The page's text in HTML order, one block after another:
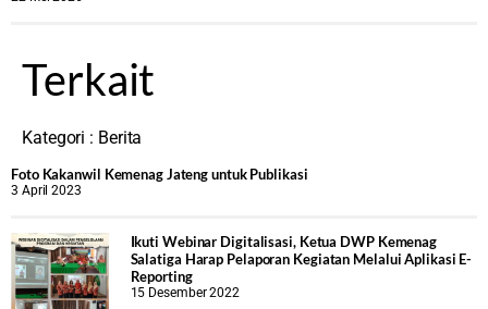
Terkait
Kategori : Berita
Foto Kakanwil Kemenag Jateng untuk Publikasi
3 April 2023
Ikuti Webinar Digitalisasi, Ketua DWP Kemenag
Salatiga Harap Pelaporan Kegiatan Melalui Aplikasi E-
Reporting
15 Desember 2022